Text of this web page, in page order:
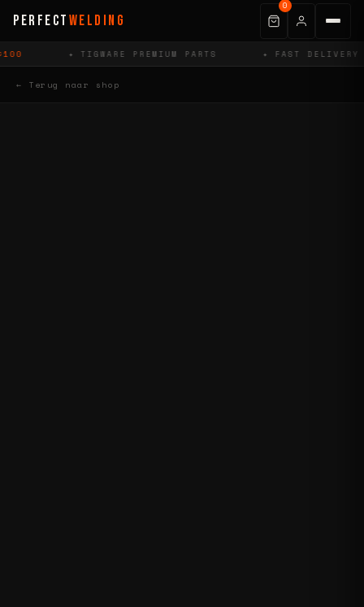
PERFECTWELDING
0
✦ TIGWARE PREMIUM PARTS ✦ FAST DELIVERY
← Terug naar shop